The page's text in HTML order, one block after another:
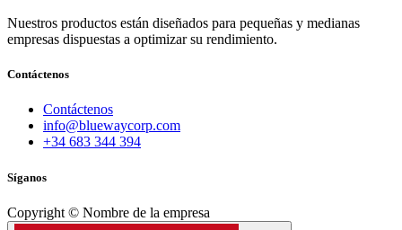
Nuestros productos están diseñados para pequeñas y medianas
empresas dispuestas a optimizar su rendimiento.
Contáctenos
Contáctenos
info@bluewaycorp.com
+34 683 344 394
Síganos
Copyright © Nombre de la empresa